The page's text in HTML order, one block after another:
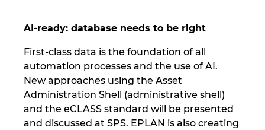
AI-ready: database needs to be right
First-class data is the foundation of all
automation processes and the use of AI.
New approaches using the Asset
Administration Shell (administrative shell)
and the eCLASS standard will be presented
and discussed at SPS. EPLAN is also creating
United Kingdom
United States